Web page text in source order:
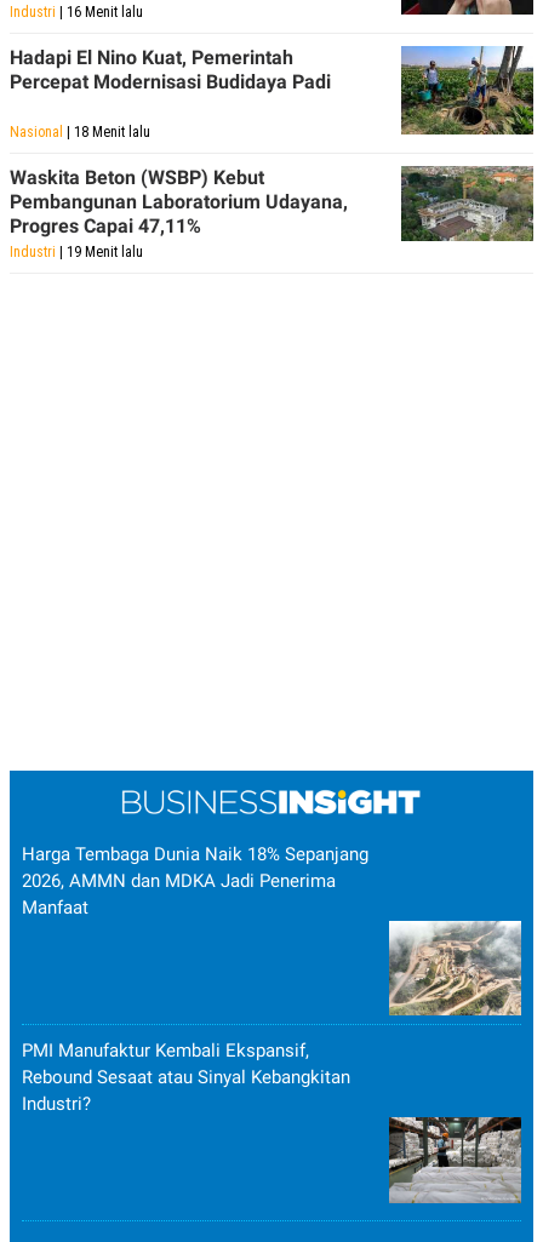
Industri | 16 Menit lalu
Hadapi El Nino Kuat, Pemerintah
Percepat Modernisasi Budidaya Padi
Nasional | 18 Menit lalu
Waskita Beton (WSBP) Kebut
Pembangunan Laboratorium Udayana,
Progres Capai 47,11%
Industri | 19 Menit lalu
Harga Tembaga Dunia Naik 18% Sepanjang
2026, AMMN dan MDKA Jadi Penerima
Manfaat
PMI Manufaktur Kembali Ekspansif,
Rebound Sesaat atau Sinyal Kebangkitan
Industri?